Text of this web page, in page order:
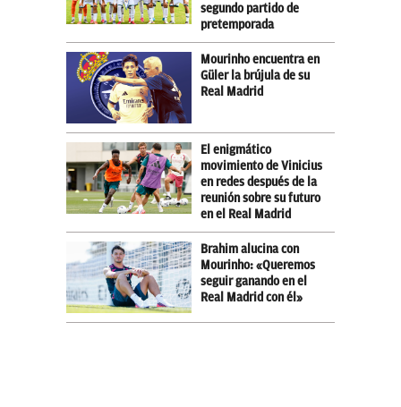
segundo partido de
pretemporada
Mourinho encuentra en
Güler la brújula de su
Real Madrid
El enigmático
movimiento de Vinicius
en redes después de la
reunión sobre su futuro
en el Real Madrid
Brahim alucina con
Mourinho: «Queremos
seguir ganando en el
Real Madrid con él»